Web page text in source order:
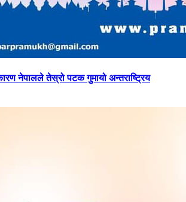
नेपालले तेस्रो पटक गुमायो अन्तराष्ट्रिय